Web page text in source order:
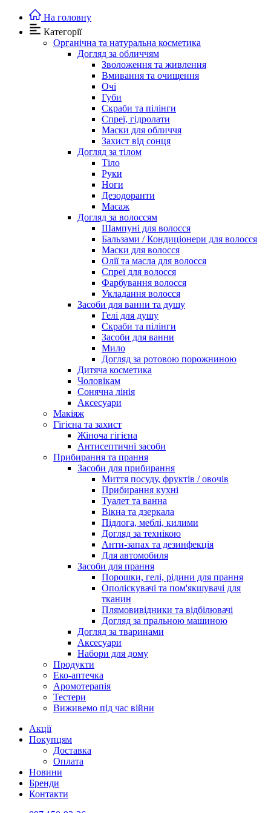
На головну
Категорії
Органічна та натуральна косметика
Догляд за обличчям
Зволоження та живлення
Вмивання та очищення
Очі
Губи
Скраби та пілінги
Спреї, гідролати
Маски для обличчя
Захист від сонця
Догляд за тілом
Тіло
Руки
Ноги
Дезодоранти
Масаж
Догляд за волоссям
Шампуні для волосся
Бальзами / Кондиціонери для волосся
Маски для волосся
Олії та масла для волосся
Спреї для волосся
Фарбування волосся
Укладання волосся
Засоби для ванни та душу
Гелі для душу
Скраби та пілінги
Засоби для ванни
Мило
Догляд за ротовою порожниною
Дитяча косметика
Чоловікам
Сонячна лінія
Аксесуари
Макіяж
Гігієна та захист
Жіноча гігієна
Антисептичні засоби
Прибирання та прання
Засоби для прибирання
Миття посуду, фруктів / овочів
Прибирання кухні
Туалет та ванна
Вікна та дзеркала
Підлога, меблі, килими
Догляд за технікою
Анти-запах та дезинфекція
Для автомобиля
Засоби для прання
Порошки, гелі, рідини для прання
Ополіскувачі та пом'якшувачі для
тканин
Плямовивідники та відбілювачі
Догляд за пральною машиною
Догляд за тваринами
Аксесуари
Набори для дому
Продукти
Еко-аптечка
Аромотерапія
Тестери
Виживемо під час війни
Акції
Покупцям
Доставка
Оплата
Новини
Бренди
Контакти